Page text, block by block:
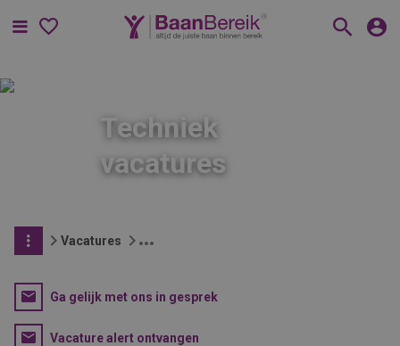
Menu
Techniek
vacatures
Vacatures
Ga gelijk met ons in gesprek
Vacature alert ontvangen